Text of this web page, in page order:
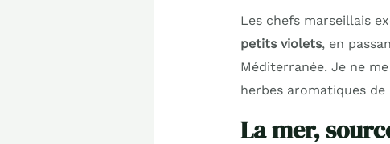
Les chefs marseillais
petits violets, en
Méditerranée. Je ne
herbes aromatiques
La mer,